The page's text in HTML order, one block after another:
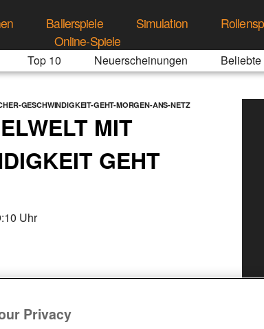
Ballerspiele Simulation
Online-Spiele
Top 10 Neuerscheinungen
GESCHWINDIGKEIT-GEHT-MORGEN-ANS-NETZ
MIT
GEHT
Uhr
Privacy